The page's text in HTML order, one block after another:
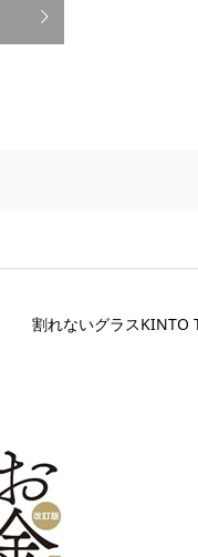
割れないグラスKINTO